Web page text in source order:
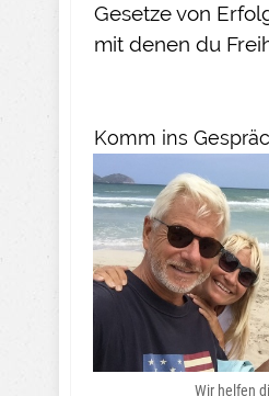
Gesetze von
mit denen du
Komm ins
Wir helfen